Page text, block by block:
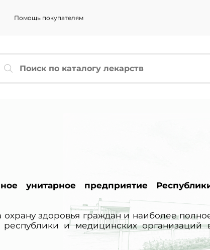
Помощь покупателям
унитарное предприятие
здоровья граждан и наиболее
республики и медицинских организаций
*